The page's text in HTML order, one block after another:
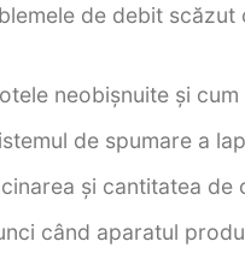
de debit
neobișnuite și
de spumare a
și cantitatea
când aparatul